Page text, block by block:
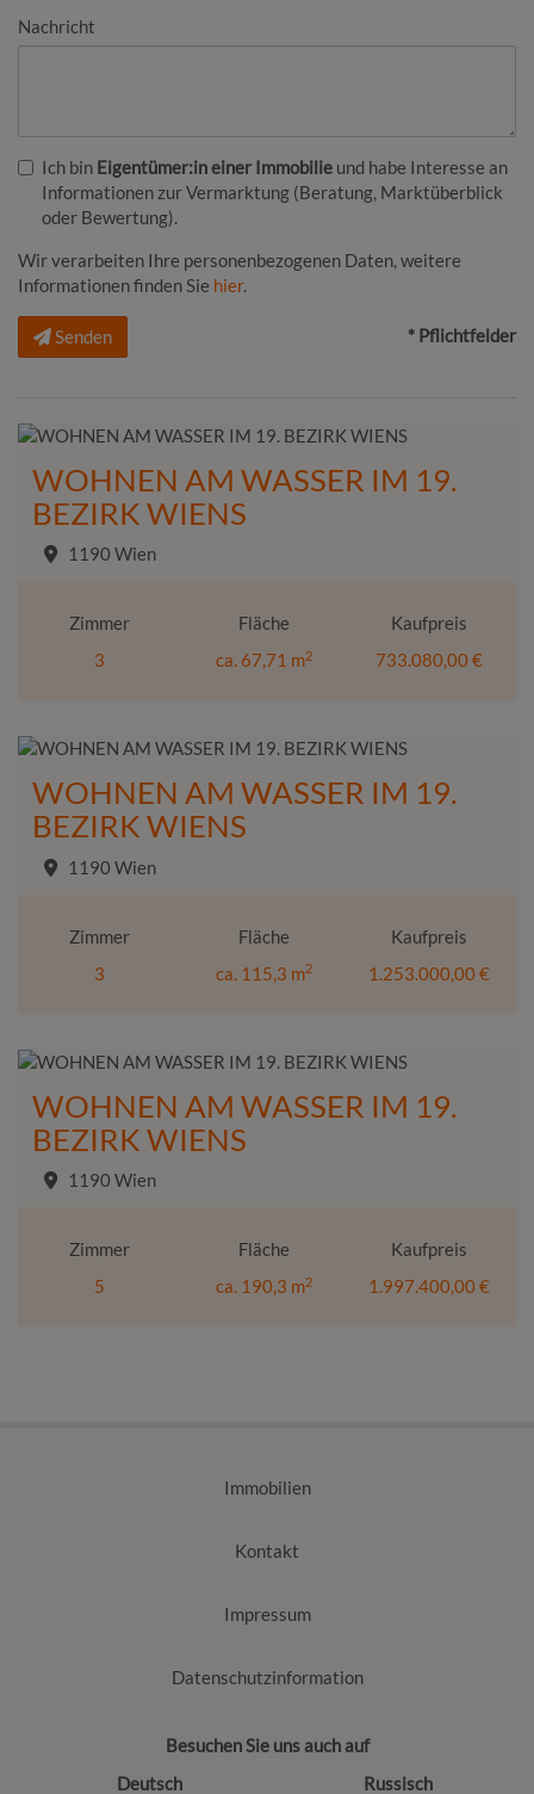
Nachricht
Ich bin Eigentümer:in einer Immobilie und habe Interesse an
Informationen zur Vermarktung (Beratung, Marktüberblick
oder Bewertung).
Wir verarbeiten Ihre personenbezogenen Daten, weitere
Informationen finden Sie hier.
Senden * Pflichtfelder
WOHNEN AM WASSER IM 19.
BEZIRK WIENS
1190 Wien
Zimmer
3
Fläche
ca. 67,71 m2
Kaufpreis
733.080,00 €
WOHNEN AM WASSER IM 19.
BEZIRK WIENS
1190 Wien
Zimmer
3
Fläche
ca. 115,3 m2
Kaufpreis
1.253.000,00 €
WOHNEN AM WASSER IM 19.
BEZIRK WIENS
1190 Wien
Zimmer
5
Fläche
ca. 190,3 m2
Kaufpreis
1.997.400,00 €
Immobilien
Kontakt
Impressum
Datenschutzinformation
Besuchen Sie uns auch auf
Deutsch
Russisch